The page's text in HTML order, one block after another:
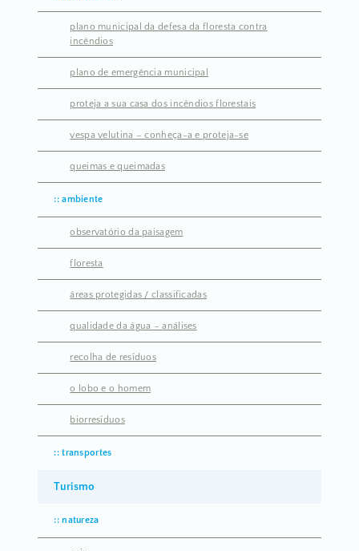
plano municipal da defesa da floresta contra
incêndios
plano de emergência municipal
proteja a sua casa dos incêndios florestais
vespa velutina – conheça-a e proteja-se
queimas e queimadas
ambiente
observatório da paisagem
floresta
áreas protegidas / classificadas
qualidade da água – análises
recolha de resíduos
o lobo e o homem
biorresíduos
transportes
Turismo
natureza